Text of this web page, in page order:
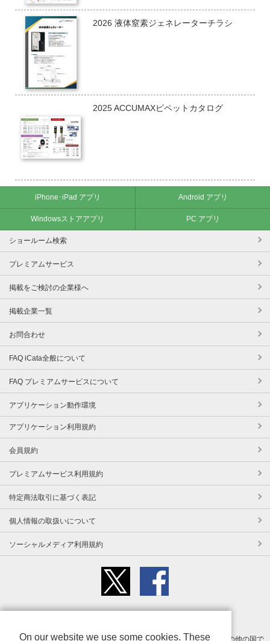
2026 液体窒素ジェネレーターチラシ
2025 ACCUMAXピペットカタログ
iPhone･iPad アプリ Android アプリ
Windowsストアアプリ PC アプリ
ショールーム検索
プレミアムサービス
掲載をご検討の企業様へ
掲載企業一覧
お問合わせ
FAQ iCata全般について
FAQ プレミアムサービスについて
アプリケーション動作環境
アプリケーション利用規約
会員規約
プレミアムサービス利用規約
特定商法取引に基づく表記
個人情報の取扱いについて
ソーシャルメディア利用規約
On our website we use some cookies. These